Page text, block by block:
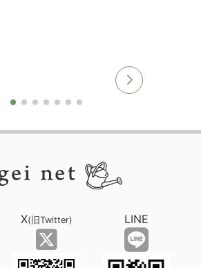
X(旧Twitter) LINE